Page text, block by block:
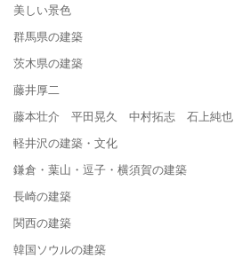
美しい景色
群馬県の建築
茨木県の建築
藤井厚二
藤本壮介 平田晃久 中村拓志 石上純也
軽井沢の建築・文化
鎌倉・葉山・逗子・横須賀の建築
長崎の建築
関西の建築
韓国ソウルの建築